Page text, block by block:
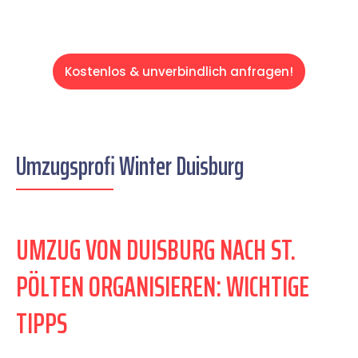
Kostenlos & unverbindlich anfragen!
Umzugsprofi Winter Duisburg
UMZUG VON DUISBURG NACH ST.
PÖLTEN ORGANISIEREN: WICHTIGE
TIPPS